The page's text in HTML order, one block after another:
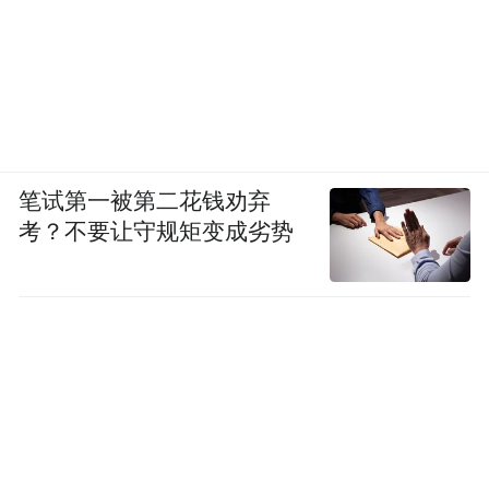
笔试第一被第二花钱劝弃
考？不要让守规矩变成劣势